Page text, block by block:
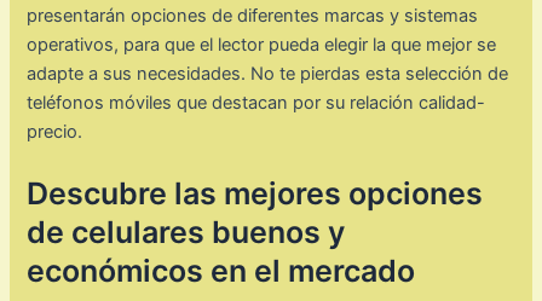
presentarán opciones de diferentes marcas y sistemas
operativos, para que el lector pueda elegir la que mejor se
adapte a sus necesidades. No te pierdas esta selección de
teléfonos móviles que destacan por su relación calidad-
precio.
Descubre las mejores opciones
de celulares buenos y
económicos en el mercado